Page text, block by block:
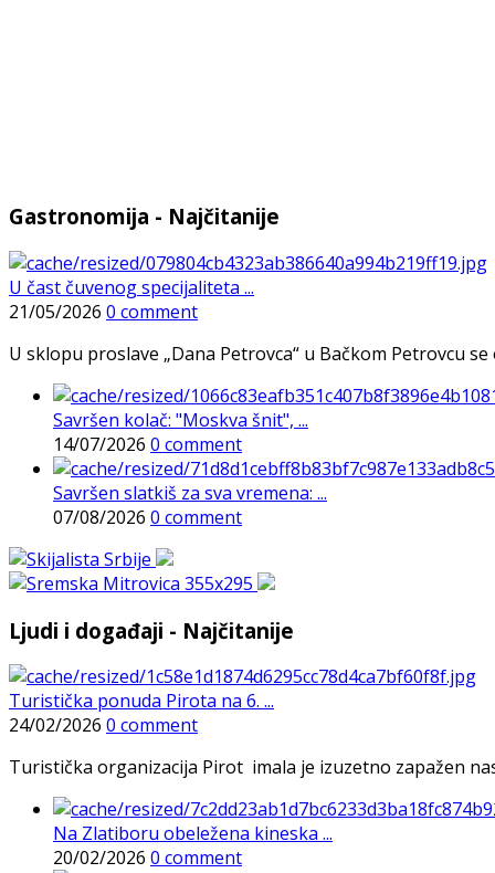
Gastronomija - Najčitanije
U čast čuvenog specijaliteta ...
21/05/2026 0 comment
U sklopu proslave „Dana Petrovca“ u Bačkom Petrovcu
Savršen kolač: "Moskva šnit", ...
14/07/2026 0 comment
Savršen slatkiš za sva vremena: ...
07/08/2026 0 comment
Ljudi i događaji - Najčitanije
Turistička ponuda Pirota na 6. ...
24/02/2026 0 comment
Turistička organizacija Pirot imala je izuzetno zapažen
Na Zlatiboru obeležena kineska ...
20/02/2026 0 comment